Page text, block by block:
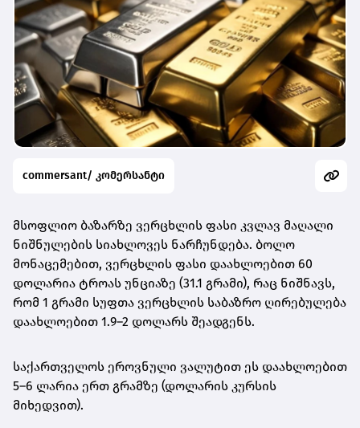
commersant/ კომერსანტი
მსოფლიო ბაზარზე ვერცხლის ფასი კვლავ მაღალი
ნიშნულების სიახლოვეს ნარჩუნდება. ბოლო
მონაცემებით, ვერცხლის ფასი დაახლოებით 60
დოლარია ტროას უნციაზე (31.1 გრამი), რაც ნიშნავს,
რომ 1 გრამი სუფთა ვერცხლის საბაზრო ღირებულება
დაახლოებით 1.9–2 დოლარს შეადგენს.
საქართველოს ეროვნული ვალუტით ეს დაახლოებით
5–6 ლარია ერთ გრამზე (დოლარის კურსის
მიხედვით).